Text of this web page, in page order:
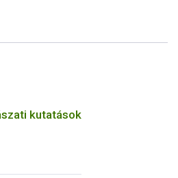
a veszélyes eb tartását és annak
megítélésében jártas szakértőt.
kutatások